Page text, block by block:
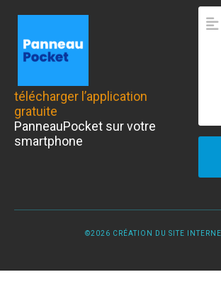
télécharger l’application
gratuite
PanneauPocket sur votre
smartphone
©2026 CRÉATION DU SITE